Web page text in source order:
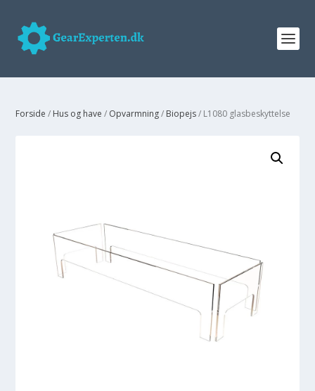
Forside / Hus og have / Opvarmning/ Biopejs/ L1080 glasbeskyttelse